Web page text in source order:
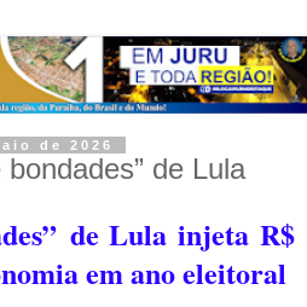
de 2026
de Lula
”de Lula injeta R$
em ano eleitoral